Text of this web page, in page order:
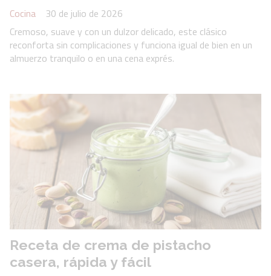
Cocina
30 de julio de 2026
Cremoso, suave y con un dulzor delicado, este clásico
reconforta sin complicaciones y funciona igual de bien en un
almuerzo tranquilo o en una cena exprés.
Receta de crema de pistacho
casera, rápida y fácil